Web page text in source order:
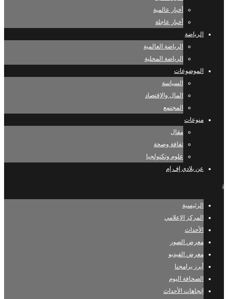
أخبار عالمية
أخبار عاجلة
الرياضة
الرياضة العالمية
الرياضة المحلية
الموضوعات
السياسة
المال والإقتصاد
المجتمع
منوعات
مقال
ثقافة وصحة
علوم وتكنولجيا
عن بلادي إف إم
i
الرئيسية
المركز الإعلامي
الأحداث
معرض الصور
معرض الفيديو
أبرز برامجنا
الصحافة اليوم
إتجاهات الأحداث